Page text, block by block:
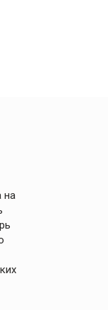
на